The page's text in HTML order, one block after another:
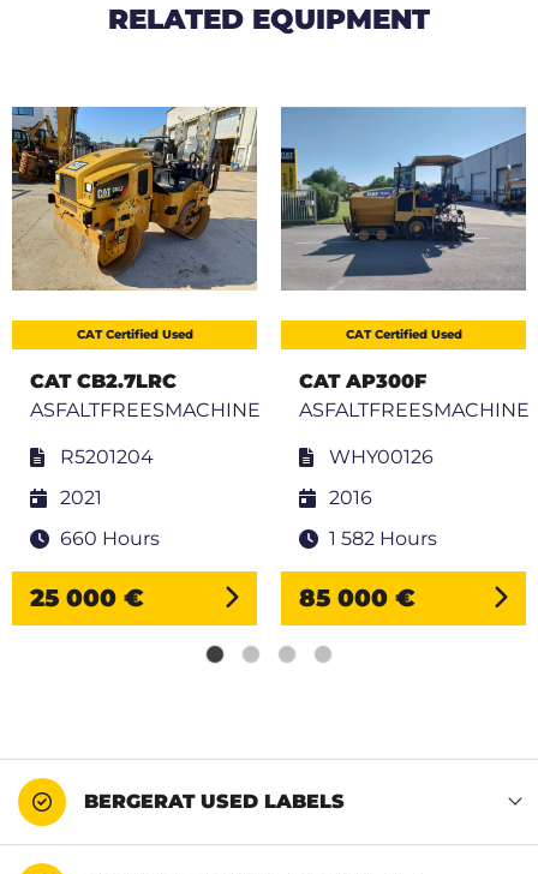
RELATED EQUIPMENT
CAT Certified Used
CAT CB2.7LRC
ASFALTFREESMACHINE
R5201204
2021
660 Hours
25 000 €
CAT Certified Used
CAT AP300F
ASFALTFREESMACHINE
WHY00126
2016
1 582 Hours
85 000 €
BERGERAT USED LABELS